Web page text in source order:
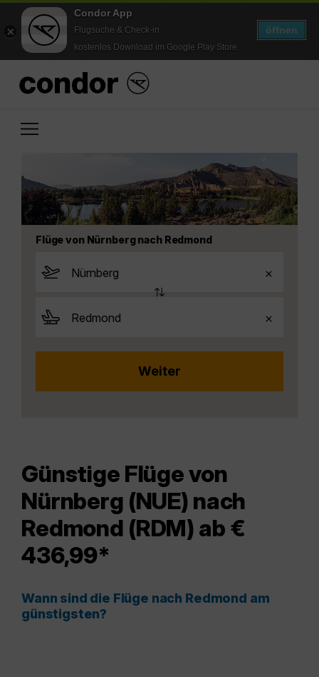
Condor App
Flugsuche & Check-in
kostenlos Download im Google Play Store
öffnen
Flüge von Nürnberg nach Redmond
Günstige Flüge von
Nürnberg (NUE) nach
Redmond (RDM) ab €
436,99*
Wann sind die Flüge nach Redmond am
günstigsten?